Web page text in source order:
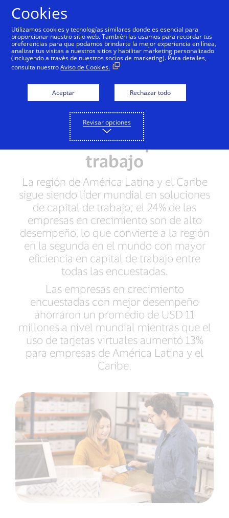
El Índice de Capital de
Trabajo de Visa de
empresas en
crecimiento revela
aumento de 300% en la
eficiencia de capital de
trabajo
La región de América Latina y el Caribe
sigue siendo líder mundial en soluciones
de capital de trabajo; el 24% de las
empresas en crecimiento son de alto
desempeño, lo que convierte a la región
en la segunda en el mundo con mayor
eficiencia en capital de trabajo entre
todas las encuestadas.
Las empresas en crecimiento
encuestadas con mejor desempeño
ahorraron un promedio de USD 11
millones a nivel mundial mientras que el
uso de tarjetas virtuales aumentó 13%
para empresas de América Latina y el
Caribe.
Cookies
Utilizamos cookies y tecnologías similares donde es esencial para
proporcionar nuestro sitio web. También las usamos para recordar tus
preferencias para que podamos brindarte la mejor experiencia en línea,
analizar tus visitas a nuestros sitios y habilitar marketing personalizado
(incluyendo a través de nuestros socios de marketing). Para detalles,
consulta nuestroAviso de Cookies.
Aceptar Rechazar todo
Revisar opciones